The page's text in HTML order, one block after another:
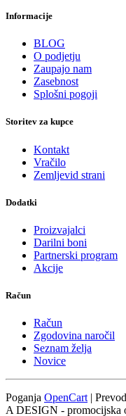
Informacije
BLOG
O podjetju
Zaupajo nam
Zasebnost
Splošni pogoji
Storitev za kupce
Kontakt
Vračilo
Zemljevid strani
Dodatki
Proizvajalci
Darilni boni
Partnerski program
Akcije
Račun
Račun
Zgodovina naročil
Seznam želja
Novice
Poganja OpenCart | Prevod
A DESIGN - promocijska